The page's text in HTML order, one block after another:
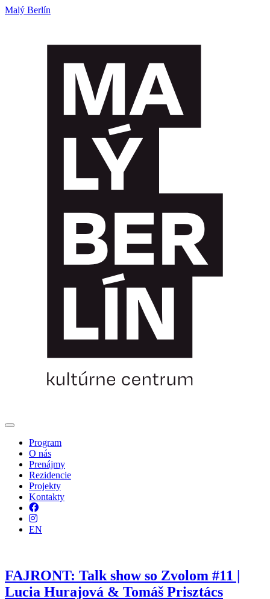
Malý Berlín
Program
O nás
Prenájmy
Rezidencie
Projekty
Kontakty
Facebook
Instagram
EN
FAJRONT: Talk show so Zvolom #11 |
Lucia Hurajová & Tomáš Prisztács